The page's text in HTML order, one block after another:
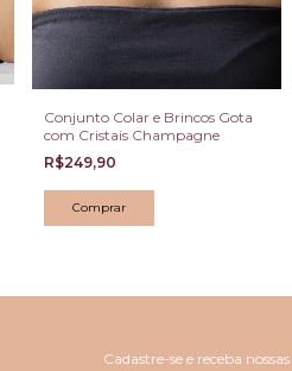
Conjunto Colar e Brincos Gota
com Cristais Champagne
R$249,90
Cadastre-se e receba